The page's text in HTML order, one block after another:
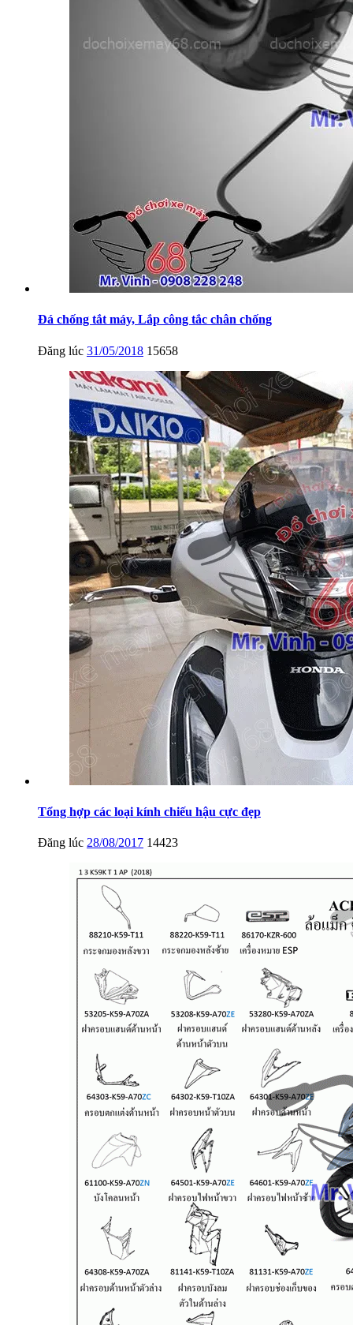
Đá chống tắt máy, Lắp công tắc chân chống
Đăng lúc 31/05/2018 15658
Tổng hợp các loại kính chiếu hậu cực đẹp
Đăng lúc 28/08/2017 14423